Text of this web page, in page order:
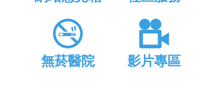
無菸醫院 影片專區